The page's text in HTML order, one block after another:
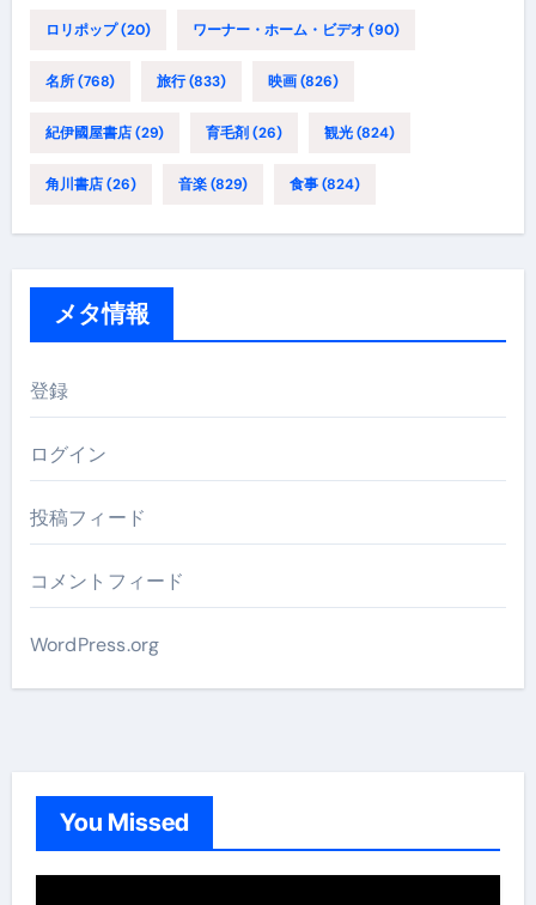
ロリポップ(20) ワーナー・ホーム・ビデオ (90)
名所(768) 旅行(833) 映画(826)
紀伊國屋書店(29) 育毛剤 (26) 観光(824)
角川書店(26) 音楽(829) 食事(824)
メタ情報
登録
ログイン
投稿フィード
コメントフィード
WordPress.org
You Missed